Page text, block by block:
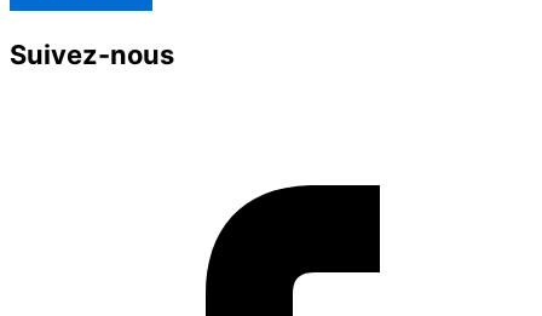
Suivez-nous